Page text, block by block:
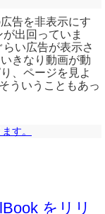
告を非表示にす
出回っていま
い広告が表示さ
きなり動画が動
、ページを見よ
ういうこともあっ
す。
をリリ